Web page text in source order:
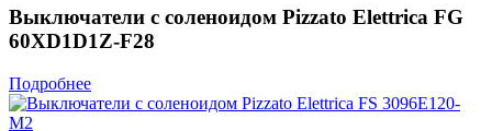
Выключатели с соленоидом Pizzato Elettrica FG
60XD1D1Z-F28
Подробнее